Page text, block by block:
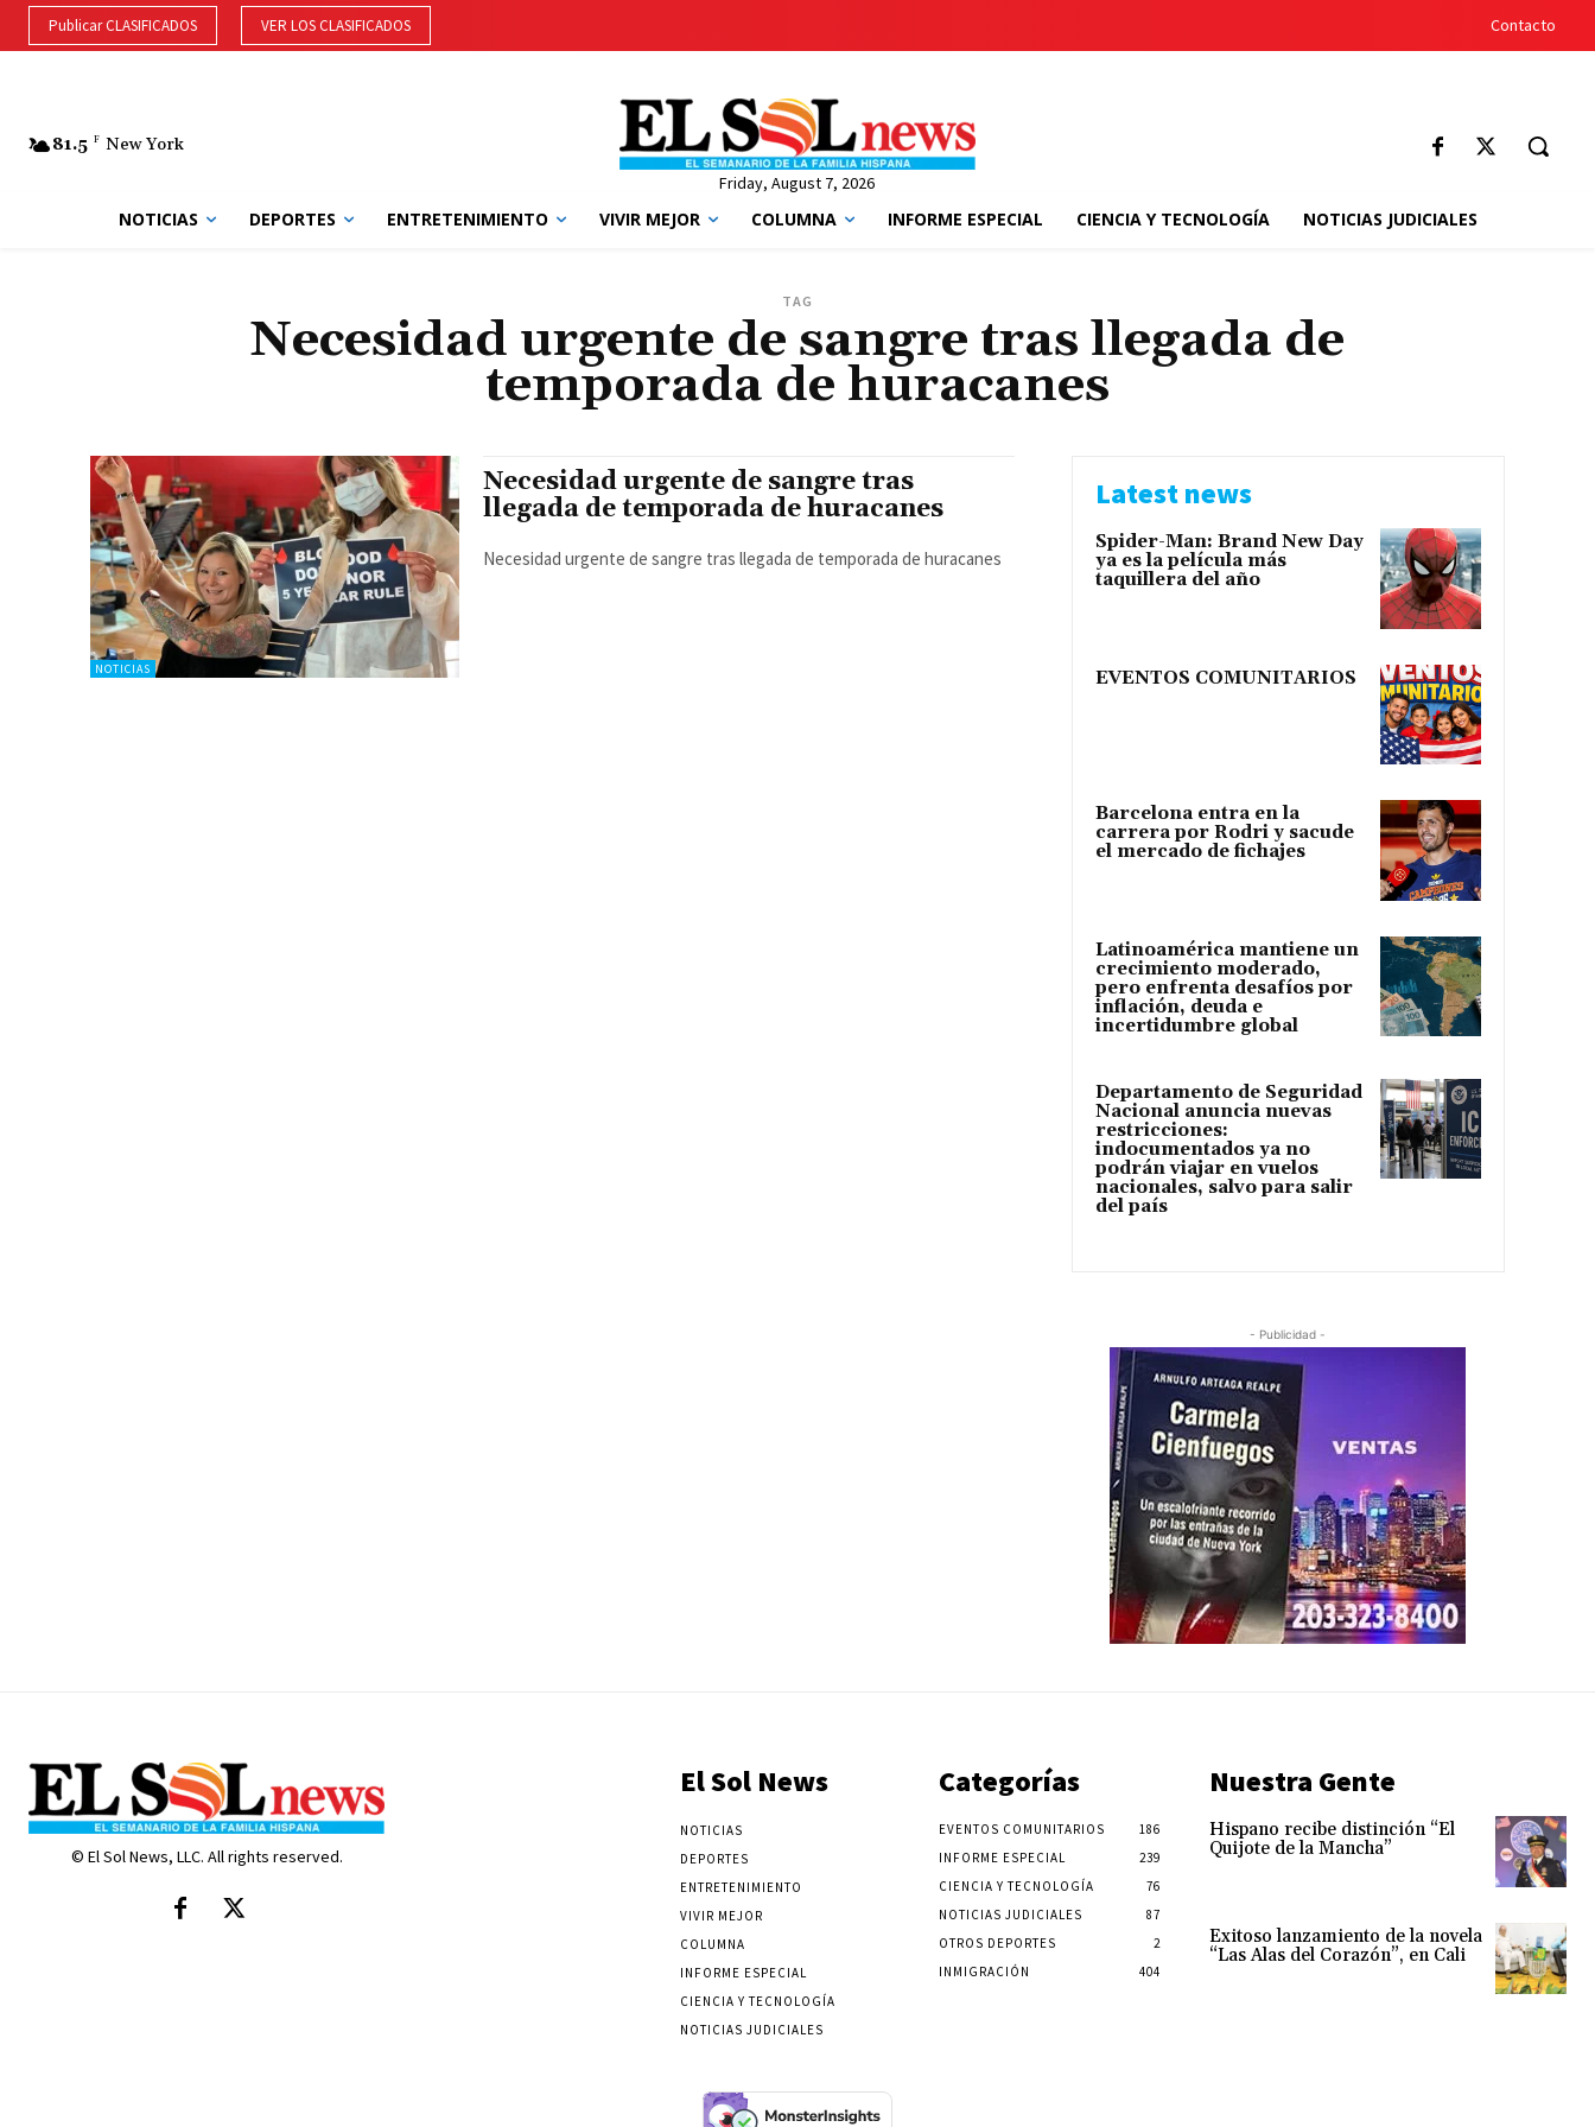
Publicar CLASIFICADOS VER LOS CLASIFICADOS Contacto
81.5 F New York
Friday, August 7, 2026
NOTICIAS DEPORTES ENTRETENIMIENTO VIVIR MEJOR COLUMNA INFORME ESPECIAL CIENCIA Y TECNOLOGÍA NOTICIAS JUDICIALES
TAG
Necesidad urgente de sangre tras llegada de
temporada de huracanes
NOTICIAS
Necesidad urgente de sangre tras
llegada de temporada de huracanes
Necesidad urgente de sangre tras llegada de temporada de huracanes
Latest news
Spider-Man: Brand New Day
ya es la película más
taquillera del año
EVENTOS COMUNITARIOS
Barcelona entra en la
carrera por Rodri y sacude
el mercado de fichajes
Latinoamérica mantiene un
crecimiento moderado,
pero enfrenta desafíos por
inflación, deuda e
incertidumbre global
Departamento de Seguridad
Nacional anuncia nuevas
restricciones:
indocumentados ya no
podrán viajar en vuelos
nacionales, salvo para salir
del país
- Publicidad -
© El Sol News, LLC. All rights reserved.
El Sol News
NOTICIAS
DEPORTES
ENTRETENIMIENTO
VIVIR MEJOR
COLUMNA
INFORME ESPECIAL
CIENCIA Y TECNOLOGÍA
NOTICIAS JUDICIALES
Categorías
EVENTOS COMUNITARIOS
186
INFORME ESPECIAL
239
CIENCIA Y TECNOLOGÍA
76
NOTICIAS JUDICIALES
87
OTROS DEPORTES
2
INMIGRACIÓN
404
Nuestra Gente
Hispano recibe distinción “El
Quijote de la Mancha”
Exitoso lanzamiento de la novela
“Las Alas del Corazón”, en Cali